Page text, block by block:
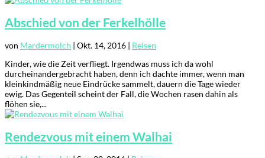
Abschied von der Ferkelhölle
von Mardermolch | Okt. 14, 2016 | Reisen
Kinder, wie die Zeit verfliegt. Irgendwas muss ich da wohl
durcheinandergebracht haben, denn ich dachte immer, wenn man
kleinkindmäßig neue Eindrücke sammelt, dauern die Tage wieder
ewig. Das Gegenteil scheint der Fall, die Wochen rasen dahin als
flöhen sie,...
Rendezvous mit einem Walhai